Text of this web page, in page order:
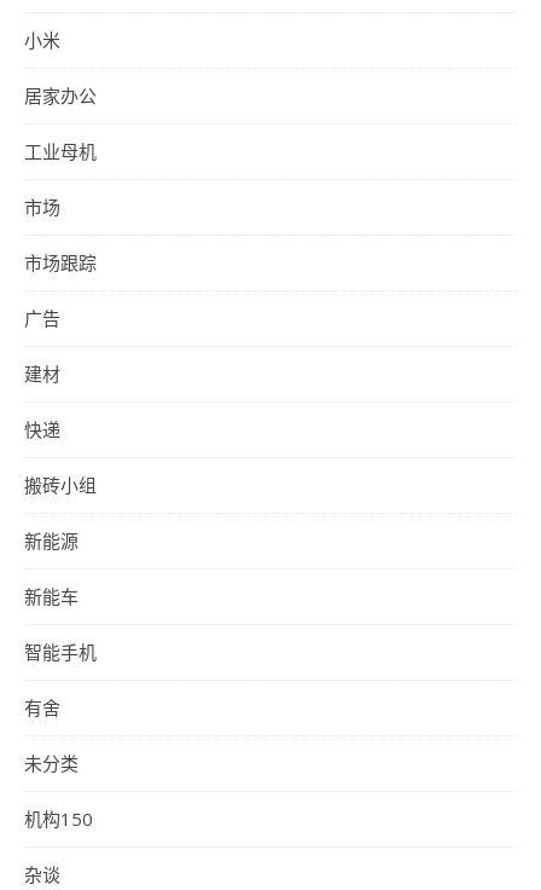
小米
居家办公
工业母机
市场
市场跟踪
广告
建材
快递
搬砖小组
新能源
新能车
智能手机
有舍
未分类
机构150
杂谈